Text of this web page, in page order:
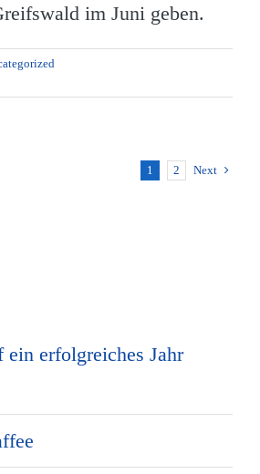
im Juni geben.
1 2 Next
erfolgreiches Jahr